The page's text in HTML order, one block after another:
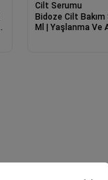
Cilt Serumu
Bidoze Cilt Bakım
Ml | Yaşlanma Ve